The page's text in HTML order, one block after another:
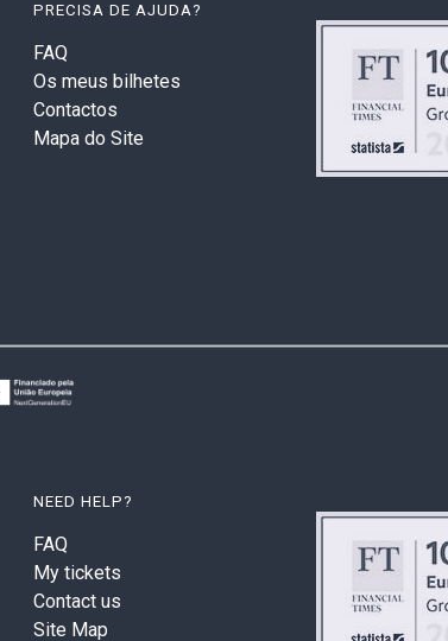
PRECISA DE AJUDA?
FAQ
Os meus bilhetes
Contactos
Mapa do Site
NEED HELP?
FAQ
My tickets
Contact us
Site Map